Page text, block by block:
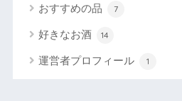
おすすめの品 7
好きなお酒 14
運営者プロフィール 1